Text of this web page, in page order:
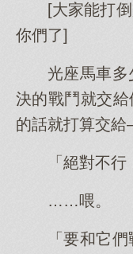
[大家能打
你們了]
光座馬車
決的戰鬥就交給
的話就打算交
「絕對不
……喂。
「要和它